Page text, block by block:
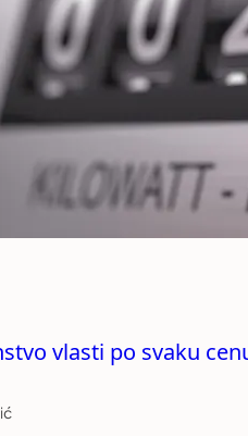
vlasti po svaku